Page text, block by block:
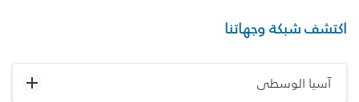
اكتشف شبكة وجهاتنا
آسيا الوسطى